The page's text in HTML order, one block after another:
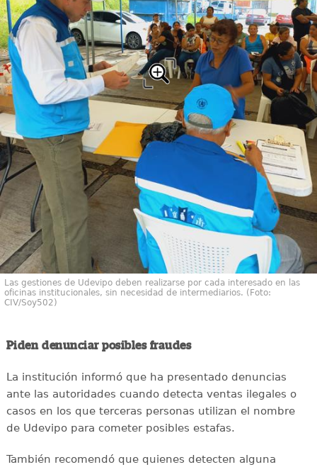
Las gestiones de Udevipo deben realizarse por cada interesado en las
oficinas institucionales, sin necesidad de intermediarios. (Foto:
CIV/Soy502)
Piden denunciar posibles fraudes
La institución informó que ha presentado denuncias
ante las autoridades cuando detecta ventas ilegales o
casos en los que terceras personas utilizan el nombre
de Udevipo para cometer posibles estafas.
También recomendó que quienes detecten alguna